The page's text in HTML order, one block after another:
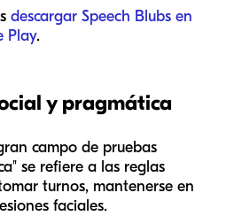
descargar Speech Blubs en
Play.
y pragmática
campo de pruebas
se refiere a las reglas
turnos, mantenerse en
faciales.